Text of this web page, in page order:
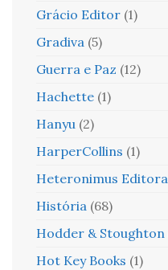
Grácio Editor (1)
Gradiva (5)
Guerra e Paz (12)
Hachette (1)
Hanyu (2)
HarperCollins (1)
Heteronimus Editora
História (68)
Hodder & Stoughton
Hot Key Books (1)